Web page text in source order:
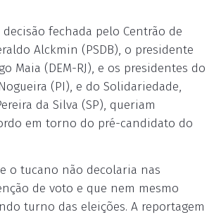
fechada pelo Centrão de
Alckmin (PSDB), o presidente
Maia (DEM-RJ), e os presidentes do
(PI), e do Solidariedade,
da Silva (SP), queriam
em torno do pré-candidato do
o tucano não decolaria nas
de voto e que nem mesmo
turno das eleições. A reportagem